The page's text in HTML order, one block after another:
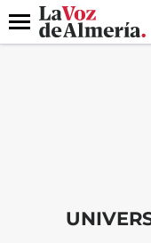
DESTACADO
Menú